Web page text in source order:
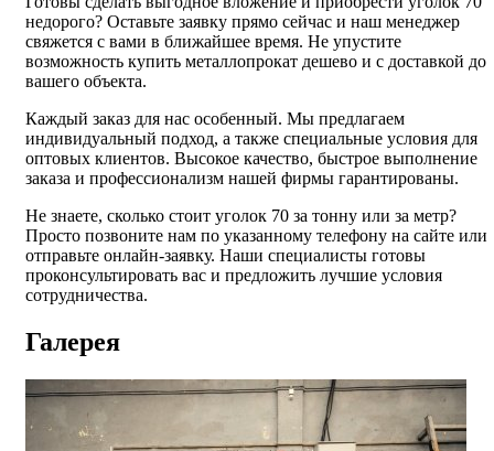
недорого? Оставьте заявку прямо сейчас и наш менеджер
свяжется с вами в ближайшее время. Не упустите
возможность купить металлопрокат дешево и с доставкой до
вашего объекта.
Каждый заказ для нас особенный. Мы предлагаем
индивидуальный подход, а также специальные условия для
оптовых клиентов. Высокое качество, быстрое выполнение
заказа и профессионализм нашей фирмы гарантированы.
Не знаете, сколько стоит уголок 70 за тонну или за метр?
Просто позвоните нам по указанному телефону на сайте или
отправьте онлайн-заявку. Наши специалисты готовы
проконсультировать вас и предложить лучшие условия
сотрудничества.
Галерея